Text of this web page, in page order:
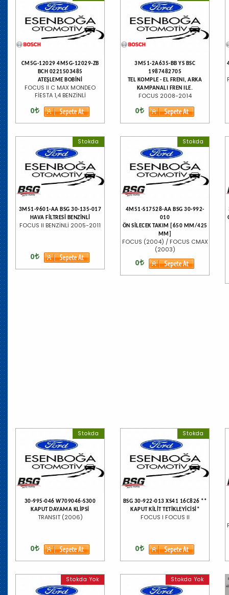
CM5G-12029 4M5G-12029-ZB
BCH 0221503485
ATEŞLEME BOBİNİ
FOCUS II C MAX MONDEO
FİESTA 1,4 BENZİNLİ
0
3M51-2A635-BB YS BSC
1987482705
TEL KOMPLE - EL FRENI, ARKA
KAMPANALI FREN ILE.
FOCUS 2008-2014
0
Stokda
3M51-9601-AA BSG 30-135-017
HAVA FİLTRESİ BENZİNLİ
FOCUS II BENZİNLİ 2005-2011
0
Stokda
4M51-S17528-AA BSG 30-992-
010
ÖN SİLECEK TAKIM [650 MM/425
MM]
FOCUS (2004) / FOCUS CMAX
(2003)
0
Stokda
30-995-046 W709046-S300
KAPUT DAYAMA KLİPSİ
TRANSIT (2006)
0
Stokda
BSG 30-922-013 XS41 16C826 **
KAPUT KİLİT TETİKLEYİCİSİ*
FOCUS I FOCUS II
0
Stokda Yok Stokda Yok